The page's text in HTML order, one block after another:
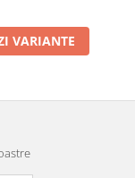
VARIANTE